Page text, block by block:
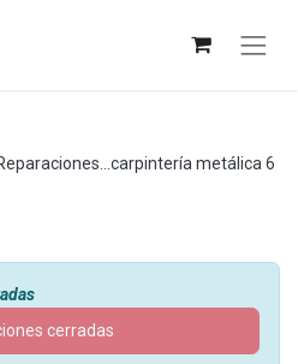
metálica 6
cerradas